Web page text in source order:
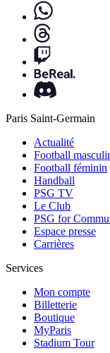
Paris Saint-Germain
Actualité
Football
Football féminin
Handball
PSG TV
Le Club
PSG for
Espace presse
Carrières
Services
Mon compte
Billetterie
Boutique
MyParis
Stadium Tour